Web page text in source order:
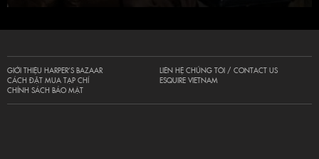
GIỚI THIỆU HARPER’S BAZAAR
CÁCH ĐẶT MUA TẠP CHÍ
CHÍNH SÁCH BẢO MẬT
LIÊN HỆ CHÚNG TÔI / CONTACT US
ESQUIRE VIETNAM